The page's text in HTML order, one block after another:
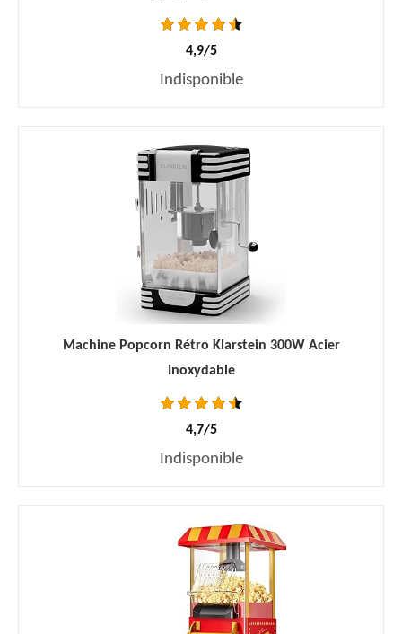
4,9/5
Indisponible
Machine Popcorn Rétro Klarstein 300W Acier
Inoxydable
4,7/5
Indisponible